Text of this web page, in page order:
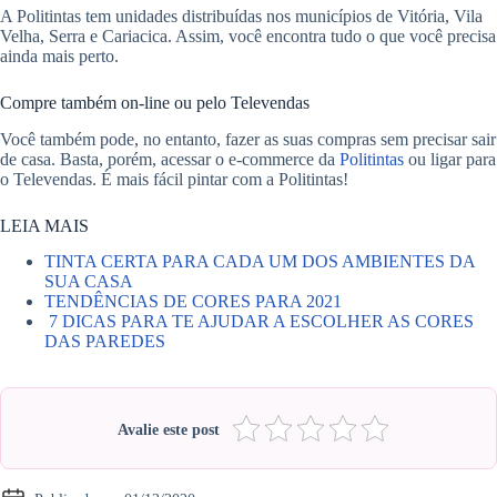
A Politintas tem unidades distribuídas nos municípios de Vitória, Vila
Velha, Serra e Cariacica. Assim, você encontra tudo o que você precisa
ainda mais perto.
Compre também on-line ou pelo Televendas
Você também pode, no entanto, fazer as suas compras sem precisar sair
de casa. Basta, porém, acessar o e-commerce da Politintas ou ligar para
o Televendas. É mais fácil pintar com a Politintas!
LEIA MAIS
TINTA CERTA PARA CADA UM DOS AMBIENTES DA
SUA CASA
TENDÊNCIAS DE CORES PARA 2021
7 DICAS PARA TE AJUDAR A ESCOLHER AS CORES
DAS PAREDES
Avalie este post